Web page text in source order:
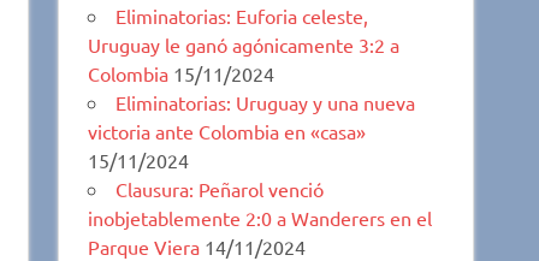
Eliminatorias: Euforia celeste,
Uruguay le ganó agónicamente 3:2 a
Colombia 15/11/2024
Eliminatorias: Uruguay y una nueva
victoria ante Colombia en «casa»
15/11/2024
Clausura: Peñarol venció
inobjetablemente 2:0 a Wanderers en el
Parque Viera 14/11/2024